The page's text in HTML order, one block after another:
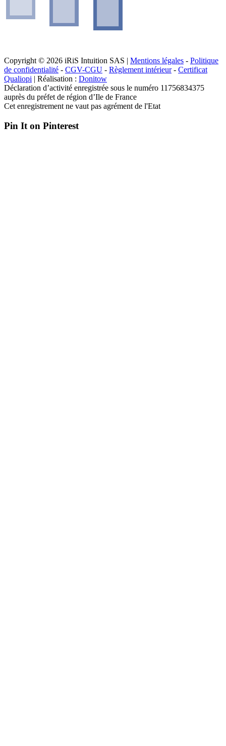
Copyright © 2026 iRiS Intuition SAS | Mentions légales - Politique
de confidentialité - CGV-CGU - Règlement intérieur- Certificat
Qualiopi | Réalisation : Donitow
Déclaration d’activité enregistrée sous le numéro 11756834375
auprès du préfet de région d’Ile de France
Cet enregistrement ne vaut pas agrément de l'Etat
Pin It on Pinterest